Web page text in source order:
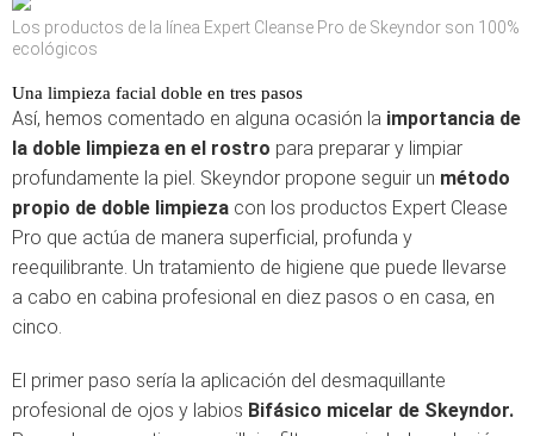
Los productos de la línea Expert Cleanse Pro de Skeyndor son 100%
ecológicos
Una limpieza facial doble en tres pasos
Así, hemos comentado en alguna ocasión la importancia de
la doble limpieza en el rostro para preparar y limpiar
profundamente la piel. Skeyndor propone seguir un método
propio de doble limpieza con los productos Expert Clease
Pro que actúa de manera superficial, profunda y
reequilibrante. Un tratamiento de higiene que puede llevarse
a cabo en cabina profesional en diez pasos o en casa, en
cinco.
El primer paso sería la aplicación del desmaquillante
profesional de ojos y labios Bifásico micelar de Skeyndor.